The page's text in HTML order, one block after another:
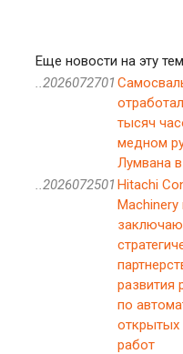
Еще новости на эту
..2026072701
тысяч
медном
Лумвана
..2026072501 Hitachi
развития
по
открытых
работ